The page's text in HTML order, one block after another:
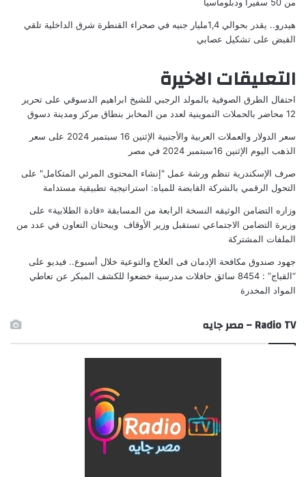
هيدرو.. يقدر بحوالي 1,4مليار جنيه في صحراء القنطرة شرق الداخلية تلقي
القبض على تشكيل عصابي
التعليقات الاخيرة
احتفال الطرق الصوفية بالمولد الرجبي للشيخ ابراهيم الدسوقي على تحرير
12 محاضر بالحملات التموينية لعدد من المخابز بنطاق مركز ومدينة دسوق
سعر الدولار والعملات العربية والأجنبية الإثنين 16 سبتمبر 2024 على سعر
الذهب اليوم الإثنين 16سبتمبر 2024 في مصر
صرف الإسكندرية تنظم ورشة عمل "إنشاء المحتوى المرئي المتكامل" على
التحول الرقمي بالشركة القابضة للمياه: استراتيجية تطبيقية مستدامة
وزاره التضامن الوثيقه النسخة الرابعة من المسابقة «قادة الطلابية» على
وزيرة التضامن الاجتماعي تستقبل وزير الأوقاف ويبحثان التعاون في عدد من
الملفات المشتركة
جهود صندوق مكافحة الإدمان فى العلاج والتوعية خلال أسبوع.. فيديو على
“القباج” : 8454 سائق حافلات مدرسية خضعوا للكشف المبكر عن تعاطي
المواد المخدرة
Radio TV – مصر جايه